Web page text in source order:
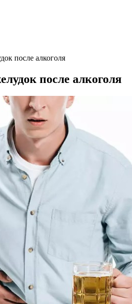
после алкоголя
после алкоголя